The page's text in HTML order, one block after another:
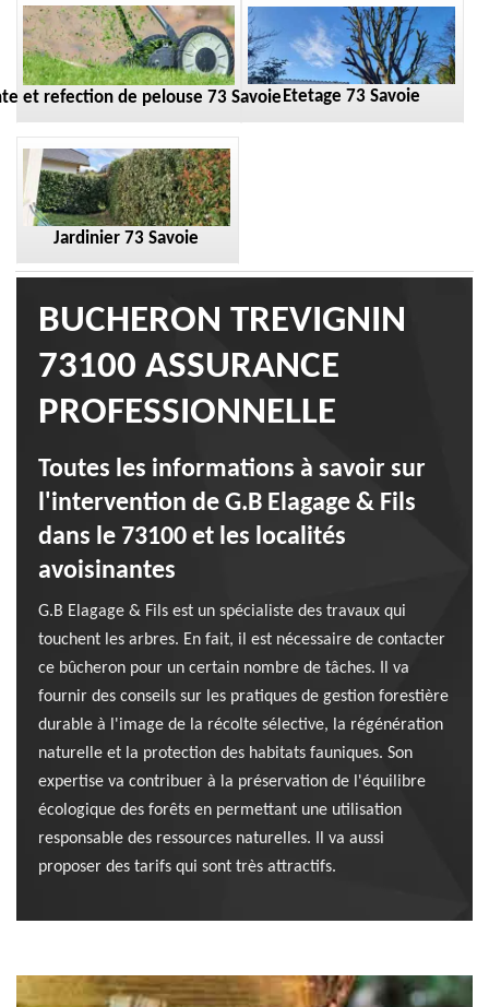
et refection de pelouse 73 Savoie Etetage 73 Savoie
Jardinier 73 Savoie
BUCHERON TREVIGNIN
73100 ASSURANCE
PROFESSIONNELLE
Toutes les informations à savoir sur
l'intervention de G.B Elagage & Fils
dans le 73100 et les localités
avoisinantes
G.B Elagage & Fils est un spécialiste des travaux qui
touchent les arbres. En fait, il est nécessaire de contacter
ce bûcheron pour un certain nombre de tâches. Il va
fournir des conseils sur les pratiques de gestion forestière
durable à l'image de la récolte sélective, la régénération
naturelle et la protection des habitats fauniques. Son
expertise va contribuer à la préservation de l'équilibre
écologique des forêts en permettant une utilisation
responsable des ressources naturelles. Il va aussi
proposer des tarifs qui sont très attractifs.